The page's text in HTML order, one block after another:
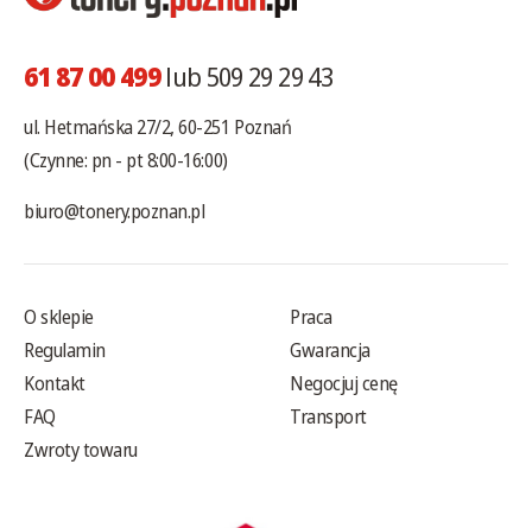
61 87 00 499lub 509 29 29 43
ul. Hetmańska 27/2, 60-251 Poznań
(Czynne: pn - pt 8:00-16:00)
biuro@tonery.poznan.pl
O sklepie
Regulamin
Kontakt
FAQ
Zwroty towaru
Praca
Gwarancja
Negocjuj cenę
Transport